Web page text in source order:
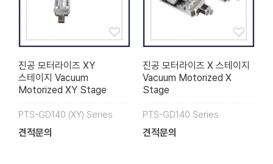
진공 모터라이즈 XY
스테이지 Vacuum
Motorized XY Stage
PTS-GD140 (XY) Series
견적문의
진공 모터라이즈 X 스테이지
Vacuum Motorized X
Stage
PTS-GD140 Series
견적문의